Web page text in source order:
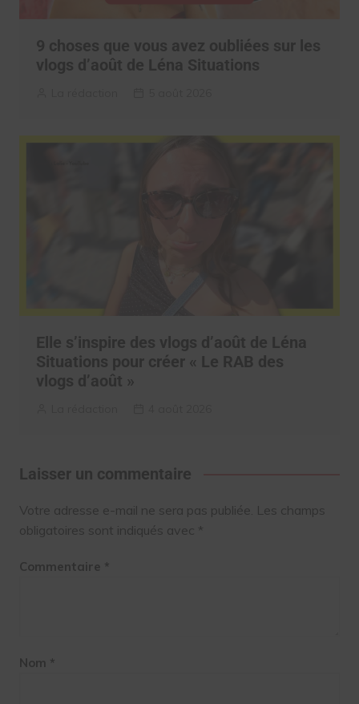
9 choses que vous avez oubliées sur les
vlogs d’août de Léna Situations
Elle s’inspire des vlogs d’août de Léna
Situations pour créer « Le RAB des
vlogs d’août »
Laisser un commentaire
Votre adresse e-mail ne sera pas publiée. Les champs
obligatoires sont indiqués avec *
Commentaire *
Nom *